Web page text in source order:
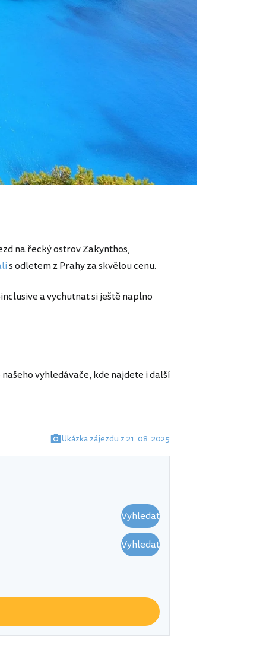
na řecký ostrov Zakynthos,
s odletem z Prahy za skvělou cenu.
a vychutnat si ještě naplno
vyhledávače, kde najdete i další
Ukázka zájezdu z 21. 08. 2025
Vyhledat
Vyhledat